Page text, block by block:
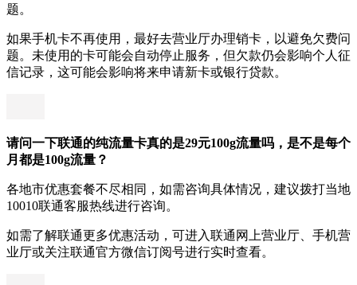
题。
如果手机卡不再使用，最好去营业厅办理销卡，以避免欠费问
题。未使用的卡可能会自动停止服务，但欠款仍会影响个人征
信记录，这可能会影响将来申请新卡或银行贷款。
请问一下联通的纯流量卡真的是29元100g流量吗，是不是每个
月都是100g流量？
各地市优惠套餐不尽相同，如需咨询具体情况，建议拨打当地
10010联通客服热线进行咨询。
如需了解联通更多优惠活动，可进入联通网上营业厅、手机营
业厅或关注联通官方微信订阅号进行实时查看。